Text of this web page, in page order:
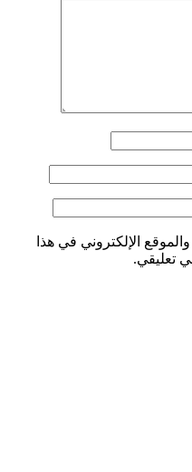
الإلكتروني في هذا
تعليقي.